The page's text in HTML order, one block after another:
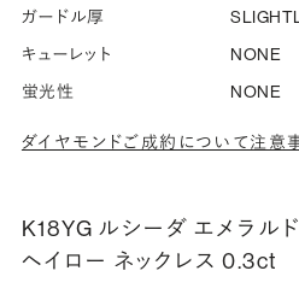
ガードル厚
キューレット
NONE
蛍光性
NONE
ダイヤモンドご成約について注意
K18YG ルシーダ エメラル
ヘイロー ネックレス 0.3ct